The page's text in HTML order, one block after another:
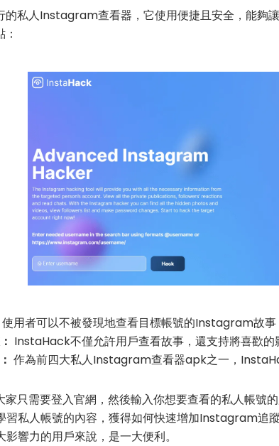
的私人Instagram查看器，它使用便捷且安全，能夠
使用者可以不被發現地查看目標帳號的Instagram故事
InstaHack不僅允許用戶查看故事，還支持將喜歡的
作為前四大私人Instagram查看器apk之一，
只需要登入官網，然後輸入你想要查看的私人帳號
習私人帳號的內容，獲得如何快速增加Instagram追
響力的用戶來說，是一大便利。